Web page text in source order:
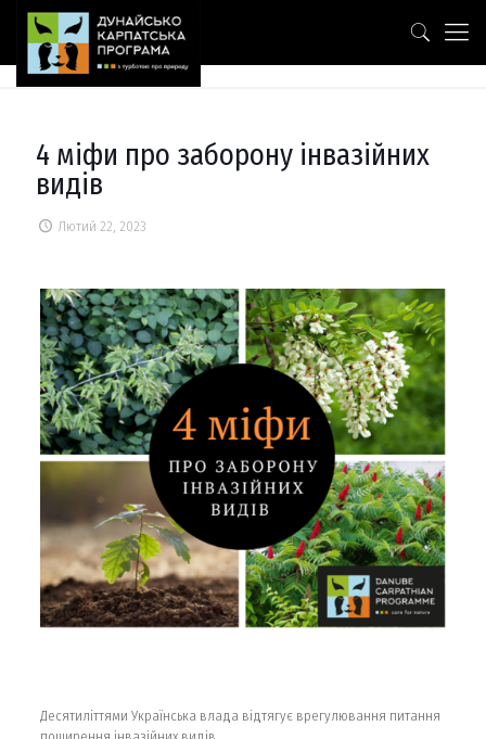
4 міфи про заборону інвазійних
видів
Лютий 22, 2023
Десятиліттями Українська влада відтягує врегулювання питання